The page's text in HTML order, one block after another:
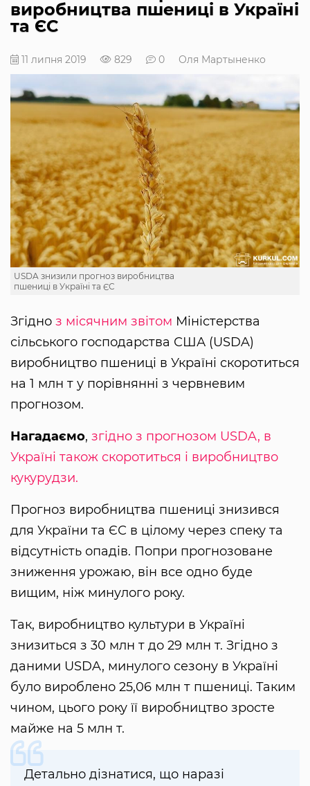
виробництва пшениці в Україні
та ЄС
11 липня 2019 829 0 Оля Мартыненко
USDA знизили прогноз виробництва
пшениці в Україні та ЄС
Згідно з місячним звітом Міністерства
сільського господарства США (USDA)
виробництво пшениці в Україні скоротиться
на 1 млн т у порівнянні з червневим
прогнозом.
Нагадаємо, згідно з прогнозом USDA, в
Україні також скоротиться і виробництво
кукурудзи.
Прогноз виробництва пшениці знизився
для України та ЄС в цілому через спеку та
відсутність опадів. Попри прогнозоване
зниження урожаю, він все одно буде
вищим, ніж минулого року.
Так, виробництво культури в Україні
знизиться з 30 млн т до 29 млн т. Згідно з
даними USDA, минулого сезону в Україні
було вироблено 25,06 млн т пшениці. Таким
чином, цього року її виробництво зросте
майже на 5 млн т.
Детально дізнатися, що наразі